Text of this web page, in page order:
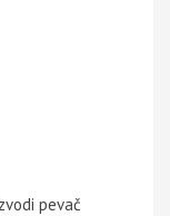
pevač